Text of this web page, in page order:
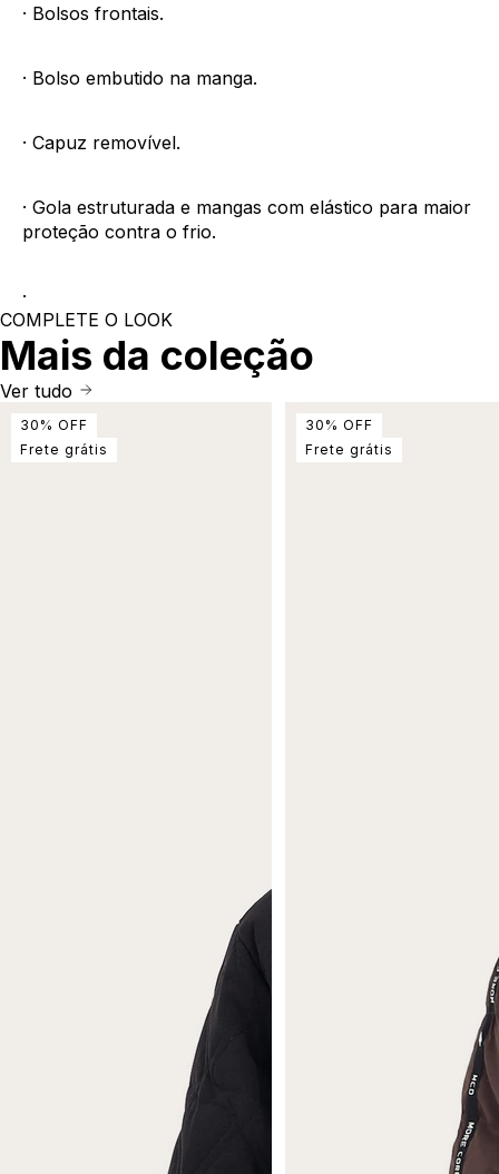
· Bolsos frontais.
· Bolso embutido na manga.
· Capuz removível.
· Gola estruturada e mangas com elástico para maior
proteção contra o frio.
·
COMPLETE O LOOK
Mais da coleção
Ver tudo
30 % OFF
Frete grátis
30 % OFF
Frete grátis